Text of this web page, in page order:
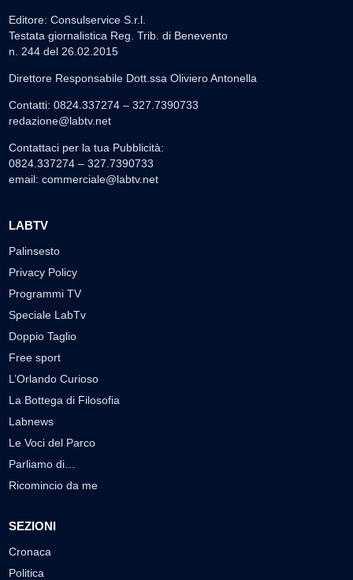
Editore: Consulservice S.r.l.
Testata giornalistica Reg. Trib. di Benevento
n. 244 del 26.02.2015
Direttore Responsabile Dott.ssa Oliviero Antonella
Contatti: 0824.337274 – 327.7390733
redazione@labtv.net
Contattaci per la tua Pubblicità:
0824.337274 – 327.7390733
email: commerciale@labtv.net
LABTV
Palinsesto
Privacy Policy
Programmi TV
Speciale LabTv
Doppio Taglio
Free sport
L’Orlando Curioso
La Bottega di Filosofia
Labnews
Le Voci del Parco
Parliamo di…
Ricomincio da me
SEZIONI
Cronaca
Politica